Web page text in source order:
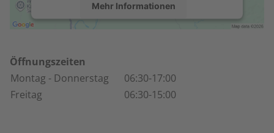
Mehr Informationen
powered by
Management Platform
Öffnungszeiten
Montag - Donnerstag
06:30-17:00
Freitag
06:30-15:00